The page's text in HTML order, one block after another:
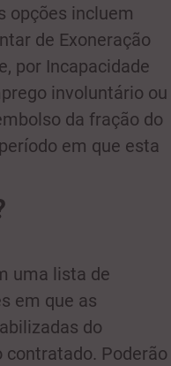
opções incluem
de Exoneração
por Incapacidade
involuntário ou
da fração do
em que esta
uma lista de
em que as
do
Poderão